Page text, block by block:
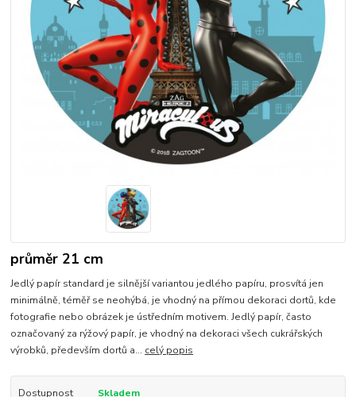
průměr 21 cm
Jedlý papír standard je silnější variantou jedlého papíru, prosvítá jen
minimálně, téměř se neohýbá, je vhodný na přímou dekoraci dortů, kde
fotografie nebo obrázek je ústředním motivem. Jedlý papír, často
označovaný za rýžový papír, je vhodný na dekoraci všech cukrářských
výrobků, především dortů a... celý popis
Dostupnost Skladem